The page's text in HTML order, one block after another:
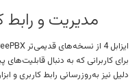
مدیریت و رابط
برای کاربرانی که به دنبال
دلیل نیز به‌روزرسانی رابط کاربری و